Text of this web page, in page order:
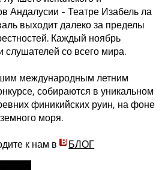
Андалусии - Театре Изабель ла
выходит далеко за пределы
Каждый ноябрь
слушателей со всего мира.
международным летним
собираются в уникальном
финикийских руин, на фоне
моря.
к нам в
БЛОГ